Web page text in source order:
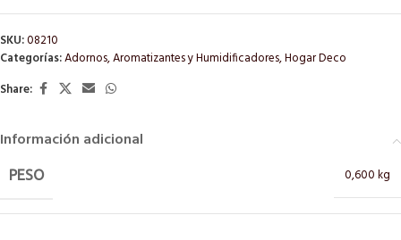
SKU:08210
Categorías:Adornos,Aromatizantes y Humidificadores,Hogar Deco
Share:
Información adicional
PESO 0,600 kg